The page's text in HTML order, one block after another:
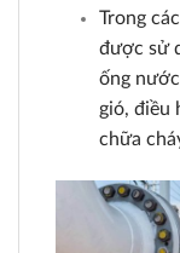
Trong
được sử
ống
gió, điều
chữa